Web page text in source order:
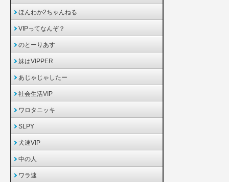
ほんわか2ちゃんねる
VIPってなんぞ？
のとーりあす
妹はVIPPER
あじゃじゃしたー
社会生活VIP
ワロタニッキ
SLPY
犬速VIP
中の人
ワラ速